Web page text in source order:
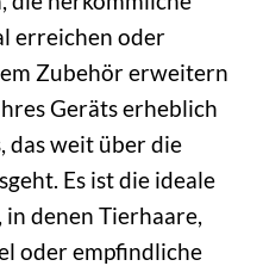
erreichen oder
Zubehör erweitern
Geräts erheblich
das weit über die
Es ist die ideale
denen Tierhaare,
oder empfindliche